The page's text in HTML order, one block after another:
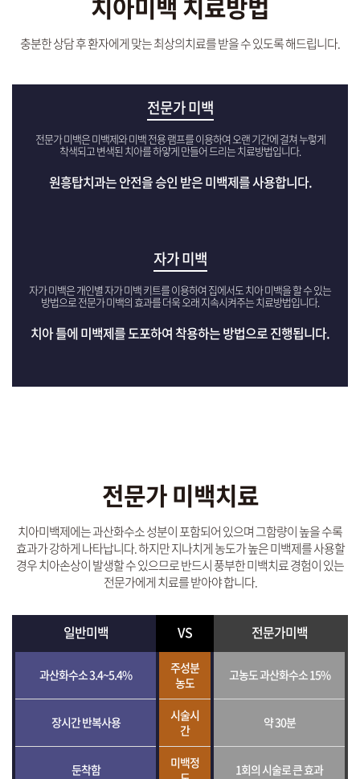
충분한 상담 후 환자에게 맞는 최상의치료를 받을 수 있도록 해드립니다.
전문가 미백
전문가 미백은 미백제와 미백 전용 램프를 이용하여오랜 기간에 걸쳐 누렇게
착색되고 변색된 치아를하얗게 만들어 드리는 치료방법입니다.
원흥탑치과는 안전을 승인 받은 미백제를 사용합니다.
자가 미백
자가 미백은 개인별 자가 미백 키트를 이용하여집에서도 치아 미백을 할 수 있는
방법으로 전문가 미백의 효과를더욱 오래 지속시켜주는 치료방법입니다.
치아 틀에 미백제를 도포하여 착용하는 방법으로 진행됩니다.
전문가 미백치료
치아미백제에는 과산화수소 성분이 포함되어 있으며 그함량이 높을 수록
효과가 강하게 나타납니다.하지만 지나치게 농도가 높은 미백제를 사용할
경우 치아손상이 발생할 수 있으므로반드시 풍부한 미백치료 경험이 있는
전문가에게 치료를 받아야 합니다.
일반미백 VS 전문가미백
과산화수소 3.4~5.4%
주성분
농도
고농도 과산화수소 15%
장시간 반복사용
시술시
간
약 30분
둔착함
미백정
1회의 시술로 큰 효과